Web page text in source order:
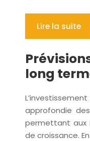
Lire la suite
long
approfondie
permettant aux
de croissance.